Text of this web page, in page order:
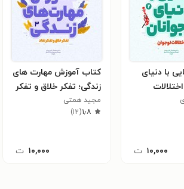
با دنیای
۱۰,۰۰۰ ت
کتاب آموزش مهارت های
زندگی؛ تفکر خلاق و تفکر
نقاد
مجید همتی
۱٫۸(۱۲)
۱۰,۰۰۰ ت